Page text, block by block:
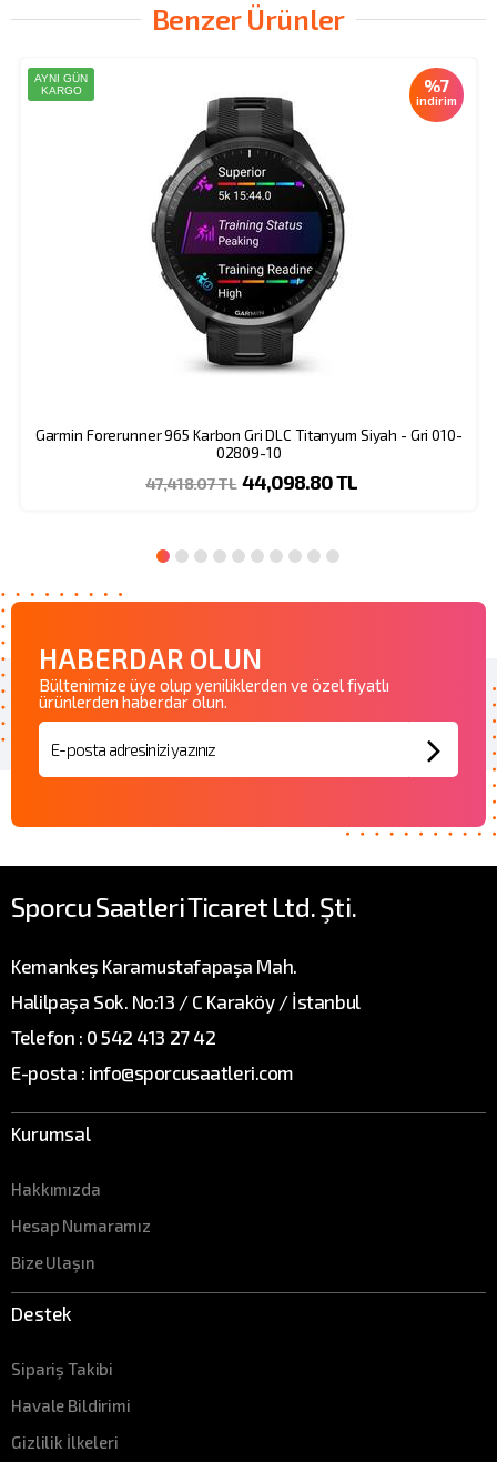
Benzer Ürünler
AYNI GÜN
KARGO
%7
indirim
Garmin Forerunner 965 Karbon Gri DLC Titanyum Siyah - Gri 010-
02809-10
47,418.07 TL 44,098.80 TL
HABERDAR OLUN
Bültenimize üye olup yeniliklerden ve özel fiyatlı
ürünlerden haberdar olun.
Sporcu Saatleri Ticaret Ltd. Şti.
Kemankeş Karamustafapaşa Mah.
Halilpaşa Sok. No:13 / C Karaköy / İstanbul
Telefon : 0 542 413 27 42
E-posta : info@sporcusaatleri.com
Kurumsal
Hakkımızda
Hesap Numaramız
Bize Ulaşın
Destek
Sipariş Takibi
Havale Bildirimi
Gizlilik İlkeleri